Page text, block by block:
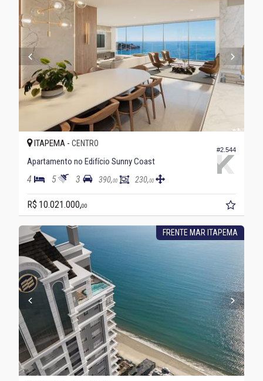
#2.544
ITAPEMA - CENTRO
Apartamento no Edifício Sunny Coast
4 5 3 390,00 230,00
R$ 10.021.000,00
FRENTE MAR ITAPEMA